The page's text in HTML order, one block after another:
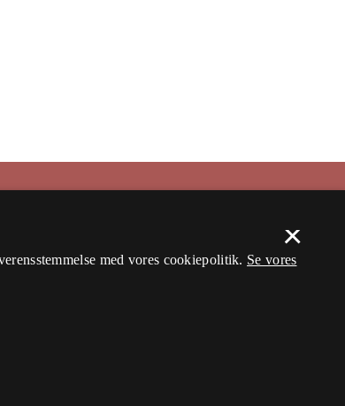
×
med vores cookiepolitik. Se vores